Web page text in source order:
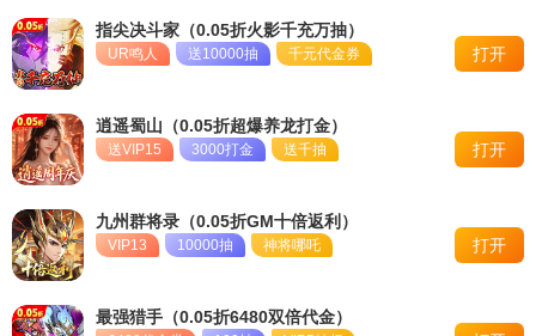
冠名活动
单日大额福利
指尖决斗家（0.05折火影千充万抽）
UR鸣人 送10000抽 千元代金券 打开
逍遥蜀山（0.05折超爆养龙打金）
送VIP15 3000打金 送千抽 打开
九州群将录（0.05折GM十倍返利）
VIP13 10000抽 神将哪吒 打开
最强猎手（0.05折6480双倍代金）